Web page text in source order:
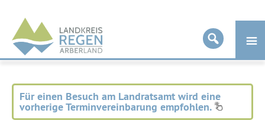
Landkreis
Regen
Für einen Besuch am Landratsamt wird eine
vorherige Terminvereinbarung empfohlen.